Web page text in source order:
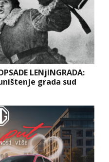
LENjINGRADA:
grada sud